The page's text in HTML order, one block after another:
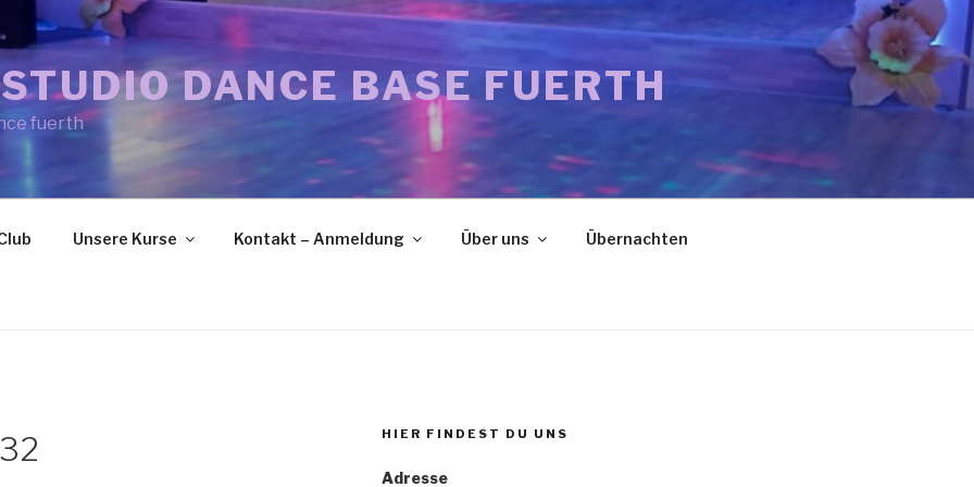
DANCE BASE FUERTH
fuerth
Unsere Kurse Kontakt – Anmeldung Über uns Übernachten
HIER FINDEST DU UNS
Adresse